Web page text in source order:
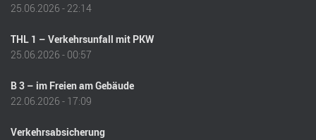
25.06.2026 - 22:14
THL 1 – Verkehrsunfall mit PKW
25.06.2026 - 00:57
B 3 – im Freien am Gebäude
22.06.2026 - 17:09
Verkehrsabsicherung